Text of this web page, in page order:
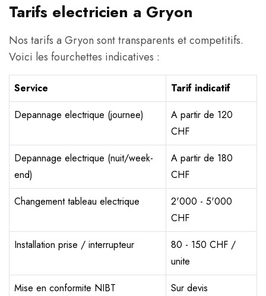
Tarifs electricien a Gryon
Nos tarifs a Gryon sont transparents et competitifs.
Voici les fourchettes indicatives :
Service
Tarif indicatif
Depannage electrique (journee)
A partir de 120
CHF
Depannage electrique (nuit/week-
end)
A partir de 180
CHF
Changement tableau electrique
2'000 - 5'000
CHF
Installation prise / interrupteur
80 - 150 CHF /
unite
Mise en conformite NIBT
Sur devis